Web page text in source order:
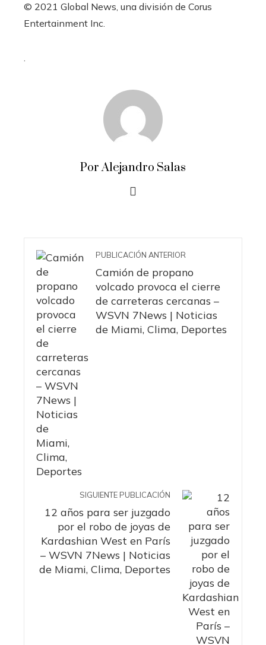
© 2021 Global News, una división de Corus
Entertainment Inc.
.
Por Alejandro Salas
PUBLICACIÓN ANTERIOR
Camión de propano
volcado provoca el cierre
de carreteras cercanas –
WSVN 7News | Noticias
de Miami, Clima, Deportes
SIGUIENTE PUBLICACIÓN
12 años para ser juzgado
por el robo de joyas de
Kardashian West en París
– WSVN 7News | Noticias
de Miami, Clima, Deportes